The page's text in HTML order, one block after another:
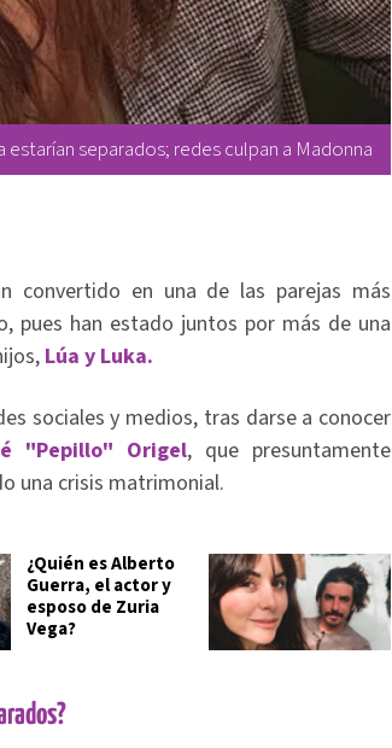
estarían separados; redes culpan a Madonna
convertido en una de las parejas más
pues han estado juntos por más de una
Lúa y Luka.
sociales y medios, tras darse a conocer
"Pepillo" Origel, que presuntamente
una crisis matrimonial.
¿Quién es Alberto
Guerra, el actor y
esposo de Zuria
Vega?